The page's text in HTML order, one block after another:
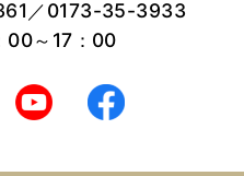
／0173-35-3933
00～17：00